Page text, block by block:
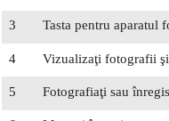
3 Tasta pentru aparatul
4 Vizualizaţi fotografii
5 Fotografiaţi sau